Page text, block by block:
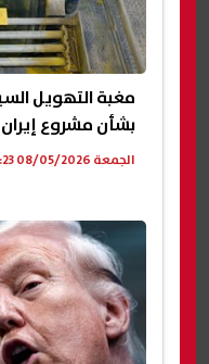
مغبة التهويل
بشأن مشروع
الجمعة 08/05/2026 03:23 م